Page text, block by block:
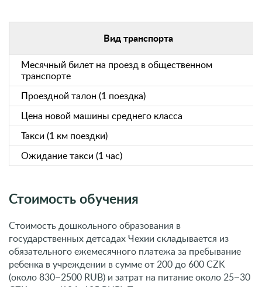
Вид транспорта
Месячный билет на проезд в общественном
транспорте
Проездной талон (1 поездка)
Цена новой машины среднего класса
Такси (1 км поездки)
Ожидание такси (1 час)
Стоимость обучения
Стоимость дошкольного образования в
государственных детсадах Чехии складывается из
обязательного ежемесячного платежа за пребывание
ребенка в учреждении в сумме от 200 до 600 CZK
(около 830–2500 RUB) и затрат на питание около 25–30